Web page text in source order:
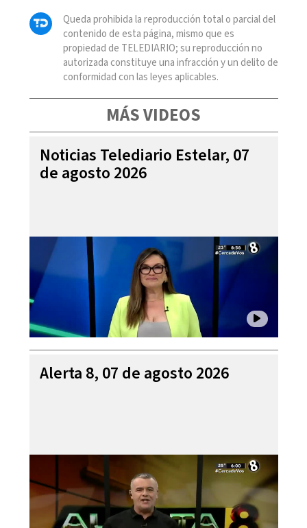
Queda prohibida la reproducción total o parcial del
contenido de esta página, mismo que es
propiedad de TELEDIARIO; su reproducción no
autorizada constituye una infracción y un delito de
conformidad con las leyes aplicables.
MÁS VIDEOS
Noticias Telediario Estelar, 07
de agosto 2026
Alerta 8, 07 de agosto 2026